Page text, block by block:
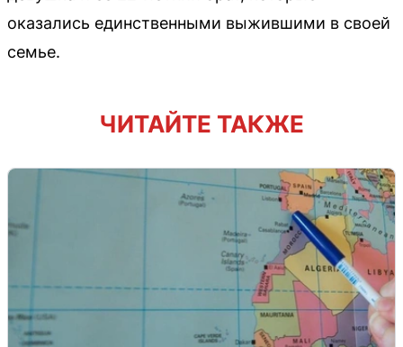
оказались единственными выжившими в своей
семье.
ЧИТАЙТЕ ТАКЖЕ